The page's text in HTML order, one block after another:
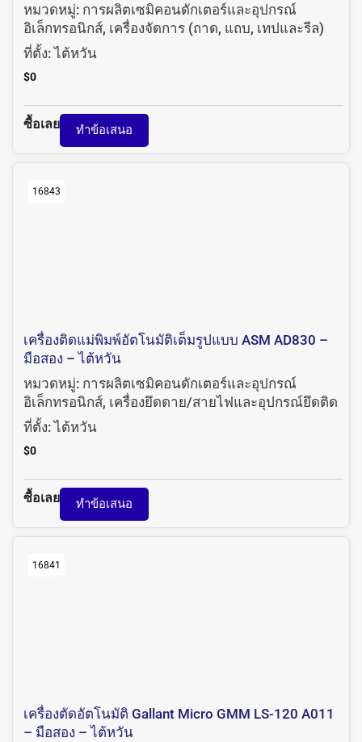
หมวดหมู่: การผลิตเซมิคอนดักเตอร์และอุปกรณ์
อิเล็กทรอนิกส์, เครื่องจัดการ (ถาด, แถบ, เทปและรีล)
ที่ตั้ง:ไต้หวัน
$0
ซื้อเลย ทำข้อเสนอ
16843
เครื่องติดแม่พิมพ์อัตโนมัติเต็มรูปแบบ ASM AD830 –
มือสอง – ไต้หวัน
หมวดหมู่: การผลิตเซมิคอนดักเตอร์และอุปกรณ์
อิเล็กทรอนิกส์, เครื่องยึดดาย/สายไฟและอุปกรณ์ยึดติด
ที่ตั้ง:ไต้หวัน
$0
ซื้อเลย ทำข้อเสนอ
16841
เครื่องตัดอัตโนมัติ Gallant Micro GMM LS-120 A011
– มือสอง – ไต้หวัน